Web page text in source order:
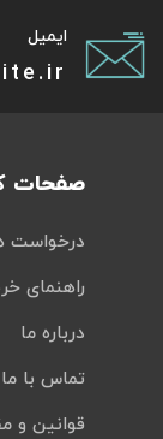
ایمیل
صفحات
درخواست
راهنمای
درباره ما
تماس با ما
قوانین و